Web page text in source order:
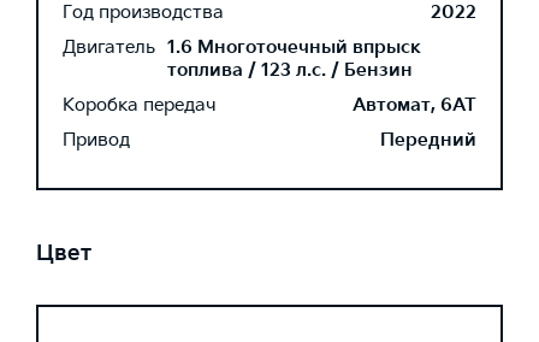
Год производства
2022
Двигатель 1.6 Многоточечный впрыск
топлива / 123 л.с. / Бензин
Коробка передач
Автомат, 6AT
Привод
Передний
Цвет